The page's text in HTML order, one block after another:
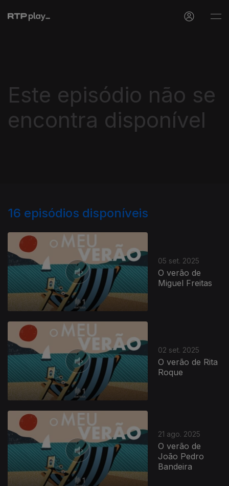
Este episódio não se
encontra disponível
16 episódios disponíveis
05 set. 2025
O verão de
Miguel Freitas
02 set. 2025
O verão de Rita
Roque
21 ago. 2025
O verão de
João Pedro
Bandeira